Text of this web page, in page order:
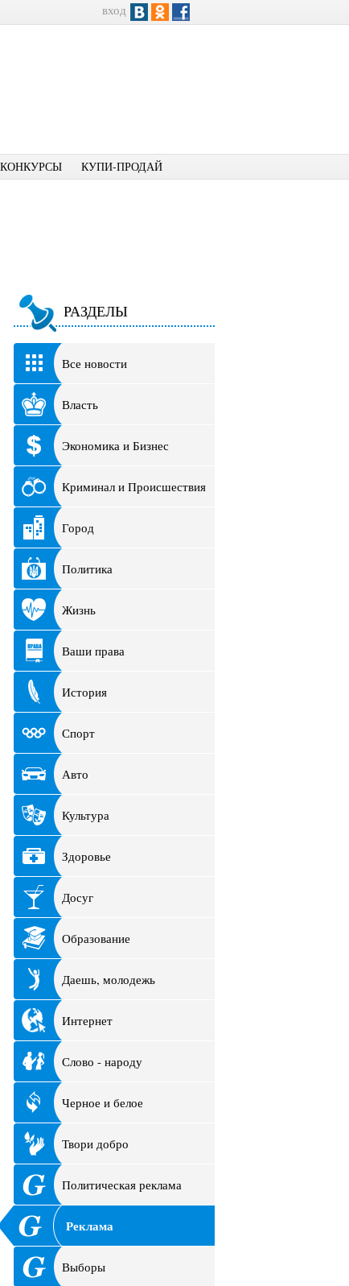
вход
КОНКУРСЫ КУПИ-ПРОДАЙ
РАЗДЕЛЫ
Все новости
Власть
Экономика и Бизнес
Криминал и Происшествия
Город
Политика
Жизнь
Ваши права
История
Спорт
Авто
Культура
Здоровье
Досуг
Образование
Даешь, молодежь
Интернет
Слово - народу
Черное и белое
Твори добро
Политическая реклама
Реклама
Выборы